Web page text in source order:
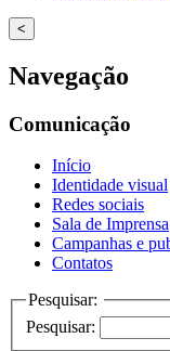
/".
This
shortcut
activates
screen
help
navigate
interact
the
content.
<
Navegação
Comunicação
Início
Identidade visual
Redes sociais
Sala de Imprensa
Campanhas e
Contatos
Pesquisar:
Pesquisar: